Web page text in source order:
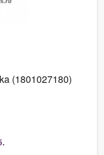
(1801027180)